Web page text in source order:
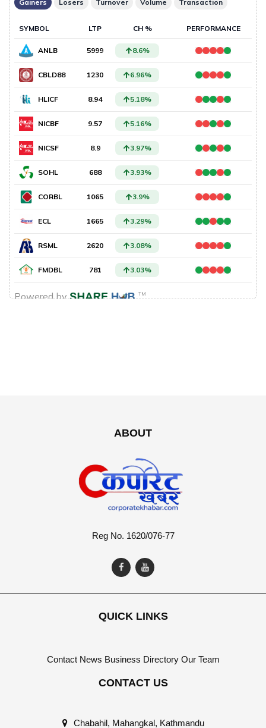
ABOUT
Reg No. 1620/076-77
QUICK LINKS
Contact News Business Directory Our Team
CONTACT US
Chabahil, Mahangkal, Kathmandu